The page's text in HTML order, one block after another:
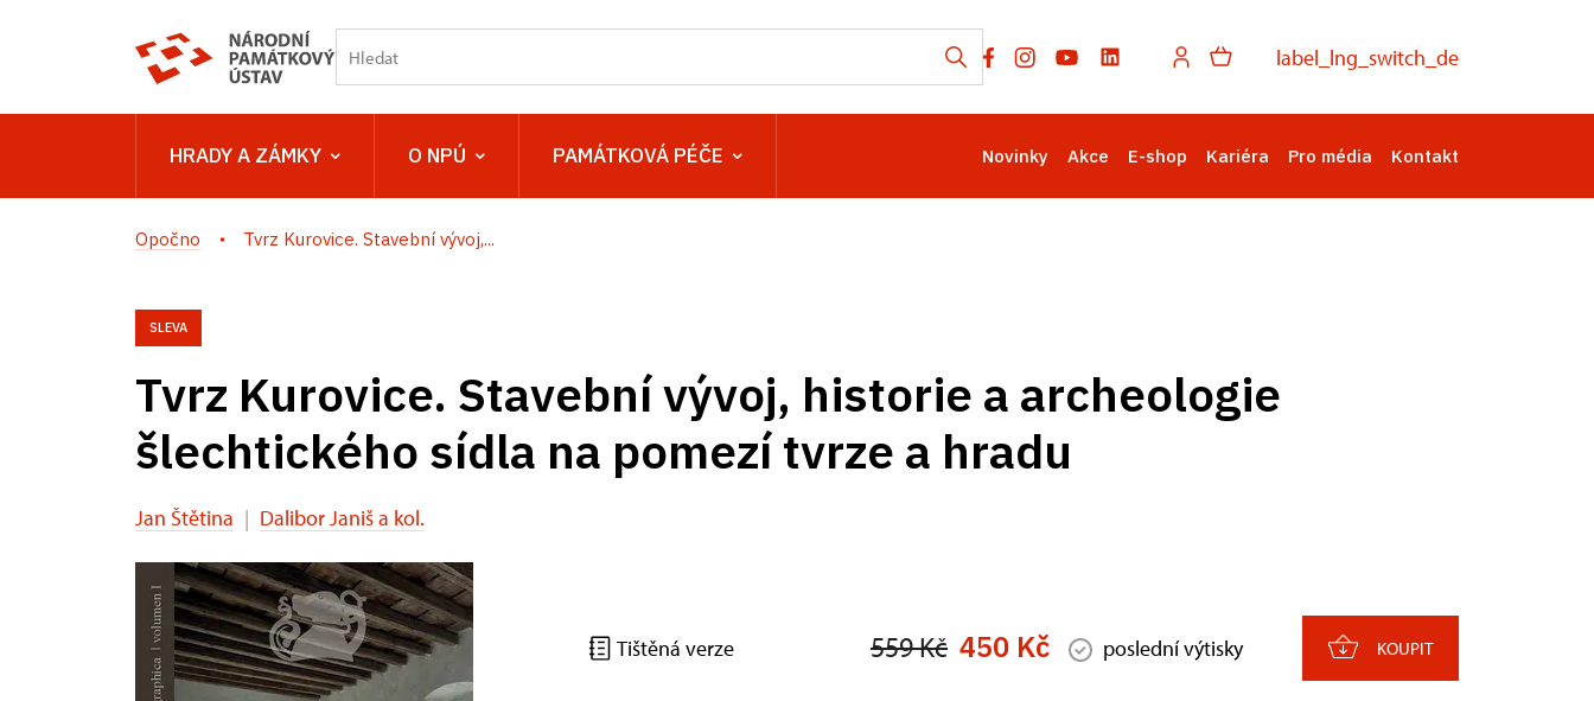
label_lng_switch_de
HRADY A ZÁMKY O NPÚ PAMÁTKOVÁ PÉČE Novinky Akce E-shop Kariéra Pro média Kontakt
Opočno Tvrz Kurovice. Stavební vývoj,...
SLEVA
Tvrz Kurovice. Stavební vývoj, historie a archeologie
šlechtického sídla na pomezí tvrze a hradu
Jan Štětina | Dalibor Janiš a kol.
Tištěná verze 559 Kč 450 Kč poslední výtisky KOUPIT